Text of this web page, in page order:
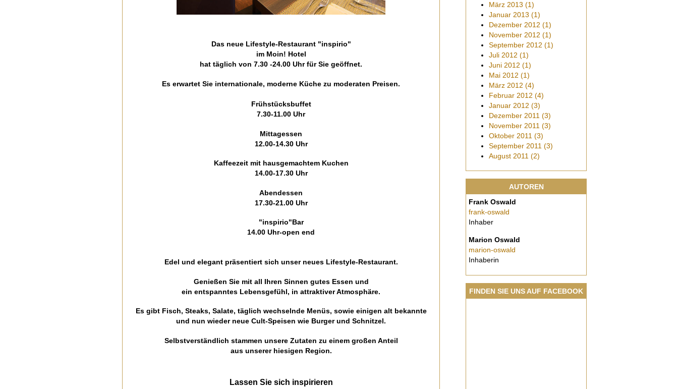
Das neue Lifestyle-Restaurant "inspirio"
im Moin! Hotel
hat täglich von 7.30 -24.00 Uhr für Sie geöffnet.
Es erwartet Sie internationale, moderne Küche zu moderaten Preisen.
Frühstücksbuffet
7.30-11.00 Uhr
Mittagessen
12.00-14.30 Uhr
Kaffeezeit mit hausgemachtem Kuchen
14.00-17.30 Uhr
Abendessen
17.30-21.00 Uhr
"inspirio"Bar
14.00 Uhr-open end
Edel und elegant präsentiert sich unser neues Lifestyle-Restaurant.
Genießen Sie mit all Ihren Sinnen gutes Essen und
ein entspanntes Lebensgefühl, in attraktiver Atmosphäre.
Es gibt Fisch, Steaks, Salate, täglich wechselnde Menüs, sowie einigen alt bekannte
und nun wieder neue Cult-Speisen wie Burger und Schnitzel.
Selbstverständlich stammen unsere Zutaten zu einem großen Anteil
aus unserer hiesigen Region.
Lassen Sie sich inspirieren
März 2013 (1)
Januar 2013 (1)
Dezember 2012 (1)
November 2012 (1)
September 2012 (1)
Juli 2012 (1)
Juni 2012 (1)
Mai 2012 (1)
März 2012 (4)
Februar 2012 (4)
Januar 2012 (3)
Dezember 2011 (3)
November 2011 (3)
Oktober 2011 (3)
September 2011 (3)
August 2011 (2)
AUTOREN
Frank Oswald
frank-oswald
Inhaber
Marion Oswald
marion-oswald
Inhaberin
FINDEN SIE UNS AUF FACEBOOK